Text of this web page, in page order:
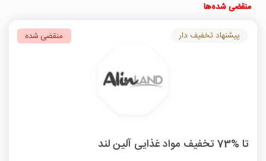
منقضی شده‌ها
تا %73 تخفیف مواد غذایی آلین لند
پیشنهاد تخفیف دار منقضی شده